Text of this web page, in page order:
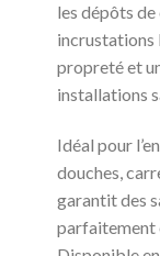
les dépôts de
incrustations
propreté et
installations
Idéal pour
douches,
garantit des
parfaitement